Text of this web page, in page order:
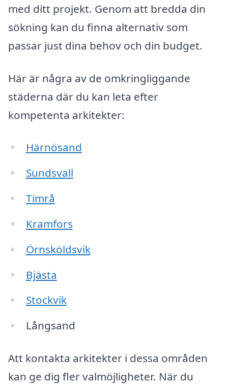
med ditt projekt. Genom att bredda din
sökning kan du finna alternativ som
passar just dina behov och din budget.
Här är några av de omkringliggande
städerna där du kan leta efter
kompetenta arkitekter:
Härnösand
Sundsvall
Timrå
Kramfors
Örnsköldsvik
Bjästa
Stockvik
Långsand
Att kontakta arkitekter i dessa områden
kan ge dig fler valmöjligheter. När du